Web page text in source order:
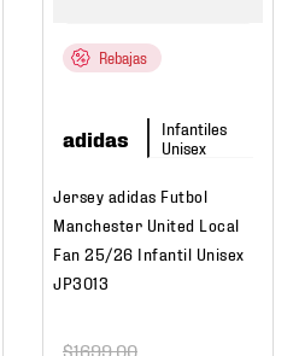
Rebajas
adidas
Jersey adidas Futbol
Manchester United Local
Fan 25/26 Infantil Unisex
JP3013
$1699.00